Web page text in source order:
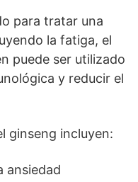
para tratar una
la fatiga, el
puede ser utilizado
y reducir el
ginseng incluyen:
ansiedad